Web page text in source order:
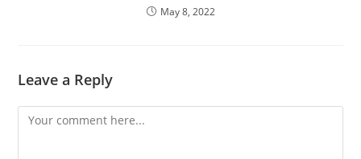
May 8, 2022
Leave a Reply
Comment